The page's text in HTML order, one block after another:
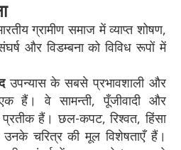
ग्रामीण समाज में व्याप्त शोषण,
और विडम्बना को विविध रूपों में
उपन्यास के सबसे प्रभावशाली और
हैं। वे सामन्ती, पूँजीवादी और
हैं। छल-कपट, रिश्वत, हिंसा
चरित्र की मूल विशेषताएँ हैं।